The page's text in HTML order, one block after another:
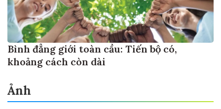
Bình đẳng giới toàn cầu: Tiến bộ có,
khoảng cách còn dài
Ảnh